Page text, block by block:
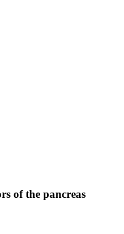
of the pancreas